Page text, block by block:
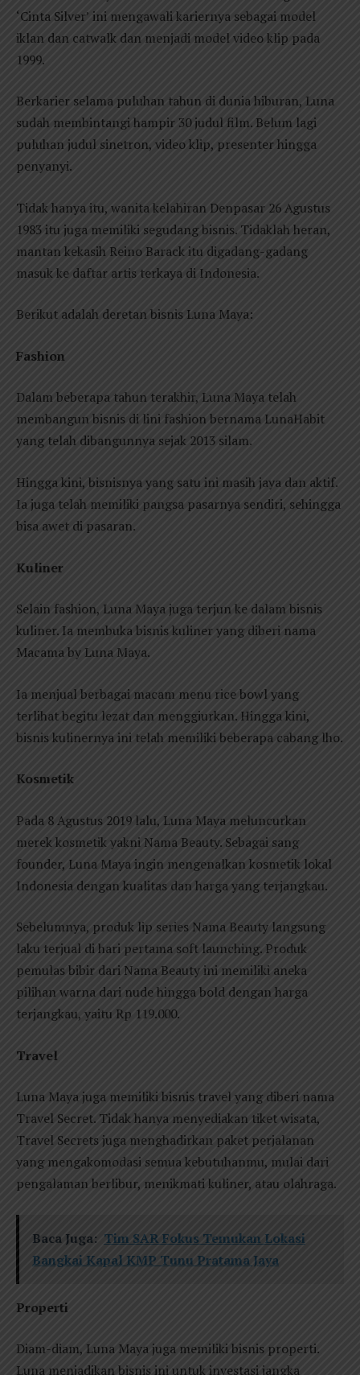
‘Cinta Silver’ ini mengawali kariernya sebagai model
iklan dan catwalk dan menjadi model video klip pada
1999.
Berkarier selama puluhan tahun di dunia hiburan, Luna
sudah membintangi hampir 30 judul film. Belum lagi
puluhan judul sinetron, video klip, presenter hingga
penyanyi.
Tidak hanya itu, wanita kelahiran Denpasar 26 Agustus
1983 itu juga memiliki segudang bisnis. Tidaklah heran,
mantan kekasih Reino Barack itu digadang-gadang
masuk ke daftar artis terkaya di Indonesia.
Berikut adalah deretan bisnis Luna Maya:
Fashion
Dalam beberapa tahun terakhir, Luna Maya telah
membangun bisnis di lini fashion bernama LunaHabit
yang telah dibangunnya sejak 2013 silam.
Hingga kini, bisnisnya yang satu ini masih jaya dan aktif.
Ia juga telah memiliki pangsa pasarnya sendiri, sehingga
bisa awet di pasaran.
Kuliner
Selain fashion, Luna Maya juga terjun ke dalam bisnis
kuliner. Ia membuka bisnis kuliner yang diberi nama
Macama by Luna Maya.
Ia menjual berbagai macam menu rice bowl yang
terlihat begitu lezat dan menggiurkan. Hingga kini,
bisnis kulinernya ini telah memiliki beberapa cabang lho.
Kosmetik
Pada 8 Agustus 2019 lalu, Luna Maya meluncurkan
merek kosmetik yakni Nama Beauty. Sebagai sang
founder, Luna Maya ingin mengenalkan kosmetik lokal
Indonesia dengan kualitas dan harga yang terjangkau.
Sebelumnya, produk lip series Nama Beauty langsung
laku terjual di hari pertama soft launching. Produk
pemulas bibir dari Nama Beauty ini memiliki aneka
pilihan warna dari nude hingga bold dengan harga
terjangkau, yaitu Rp 119.000.
Travel
Luna Maya juga memiliki bisnis travel yang diberi nama
Travel Secret. Tidak hanya menyediakan tiket wisata,
Travel Secrets juga menghadirkan paket perjalanan
yang mengakomodasi semua kebutuhanmu, mulai dari
pengalaman berlibur, menikmati kuliner, atau olahraga.
Baca Juga: Tim SAR Fokus Temukan Lokasi
Bangkai Kapal KMP Tunu Pratama Jaya
Properti
Diam-diam, Luna Maya juga memiliki bisnis properti.
Luna menjadikan bisnis ini untuk investasi jangka